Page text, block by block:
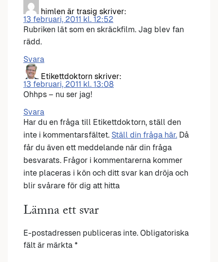
himlen är trasig skriver:
13 februari, 2011 kl. 12:52
Rubriken lät som en skräckfilm. Jag blev fan
rädd.
Svara
Etikettdoktorn skriver:
13 februari, 2011 kl. 13:08
Ohhps – nu ser jag!
Svara
Har du en fråga till Etikettdoktorn, ställ den
inte i kommentarsfältet. Ställ din fråga här. Då
får du även ett meddelande när din fråga
besvarats. Frågor i kommentarerna kommer
inte placeras i kön och ditt svar kan dröja och
blir svårare för dig att hitta
Lämna ett svar
E-postadressen publiceras inte. Obligatoriska
fält är märkta *